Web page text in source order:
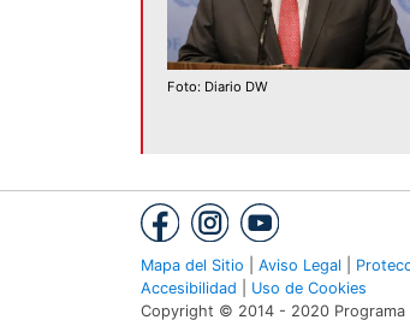
Foto: Diario DW
Mapa del Sitio Aviso Legal
Accesibilidad
Uso de Cookies
Copyright © 2014 - 2020 Programa